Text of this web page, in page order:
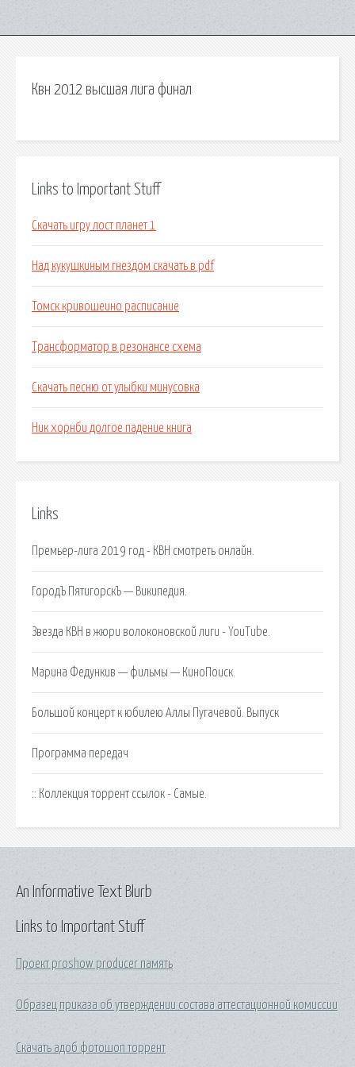
Квн 2012 высшая лига финал
Links to Important Stuff
Скачать игру лост планет 1
Над кукушкиным гнездом скачать в pdf
Томск кривошеино расписание
Трансформатор в резонансе схема
Скачать песню от улыбки минусовка
Ник хорнби долгое падение книга
Links
Премьер-лига 2019 год - КВН смотреть онлайн.
ГородЪ ПятигорскЪ — Википедия.
Звезда КВН в жюри волоконовской лиги - YouTube.
Марина Федункив — фильмы — КиноПоиск.
Большой концерт к юбилею Аллы Пугачевой. Выпуск
Программа передач
:: Коллекция торрент ссылок - Самые.
Links to Important Stuff
Проект proshow producer память
Образец приказа об утверждении состава аттестационной комиссии
Скачать адоб фотошоп торрент
An Informative Text Blurb